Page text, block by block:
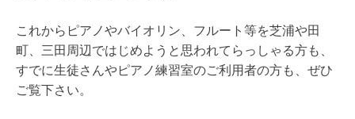
これからピアノやバイオリン、フルート等を芝浦や田
町、三田周辺ではじめようと思われてらっしゃる方も、
すでに生徒さんやピアノ練習室のご利用者の方も、ぜひ
ご覧下さい。